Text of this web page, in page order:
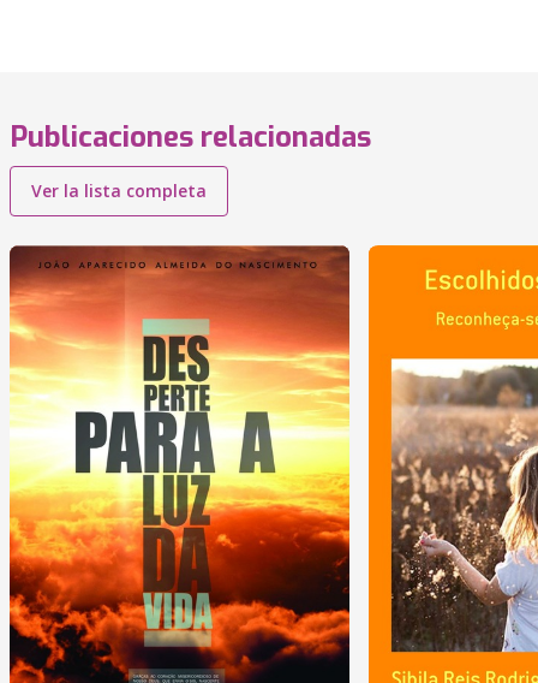
Publicaciones relacionadas
Ver la lista completa